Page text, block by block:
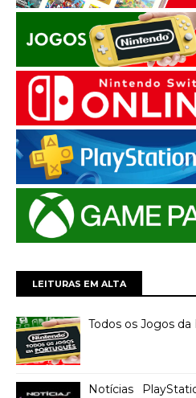
LEITURAS EM ALTA
Todos os Jogos
Notícias